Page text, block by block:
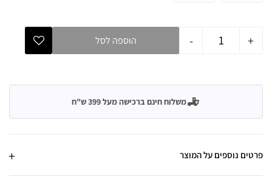
- + הוספה לסל
משלוח חינם ברכישה מעל 399 ש"ח
פרטים נוספים על המוצר